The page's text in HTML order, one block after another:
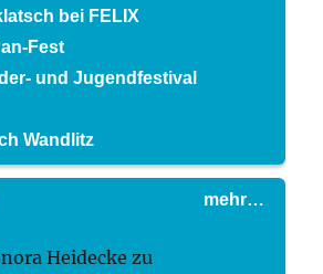
bei FELIX
Fest
und Jugendfestival
Wandlitz
mehr…
Heidecke zu